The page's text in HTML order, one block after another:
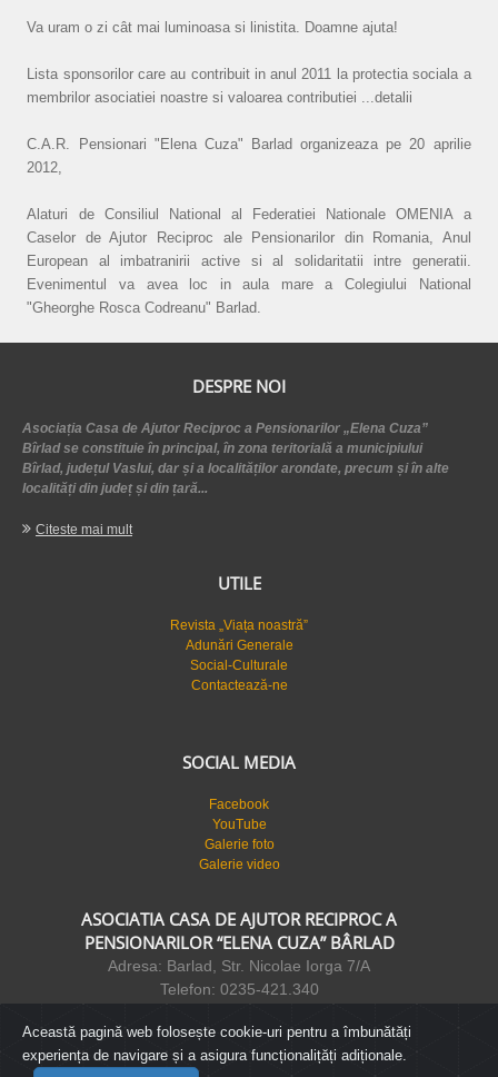
Va uram o zi cât mai luminoasa si linistita. Doamne ajuta!
Lista sponsorilor care au contribuit in anul 2011 la protectia sociala a
membrilor asociatiei noastre si valoarea contributiei ...detalii
C.A.R. Pensionari "Elena Cuza" Barlad organizeaza pe 20 aprilie
2012,
Alaturi de Consiliul National al Federatiei Nationale OMENIA a
Caselor de Ajutor Reciproc ale Pensionarilor din Romania, Anul
European al imbatranirii active si al solidaritatii intre generatii.
Evenimentul va avea loc in aula mare a Colegiului National
"Gheorghe Rosca Codreanu" Barlad.
DESPRE NOI
Asociația Casa de Ajutor Reciproc a Pensionarilor „Elena Cuza”
Bîrlad se constituie în principal, în zona teritorială a municipiului
Bîrlad, județul Vaslui, dar și a localităților arondate, precum și în alte
localități din județ și din țară...
Citeste mai mult
UTILE
Revista „Viața noastră”
Adunări Generale
Social-Culturale
Contactează-ne
SOCIAL MEDIA
Facebook
YouTube
Galerie foto
Galerie video
ASOCIATIA CASA DE AJUTOR RECIPROC A
PENSIONARILOR “ELENA CUZA” BÂRLAD
Adresa: Barlad, Str. Nicolae Iorga 7/A
Telefon: 0235-421.340
Frizerie: 0235-473.412
Această pagină web folosește cookie-uri pentru a îmbunătăți
experiența de navigare și a asigura funcționalițăți adiționale.